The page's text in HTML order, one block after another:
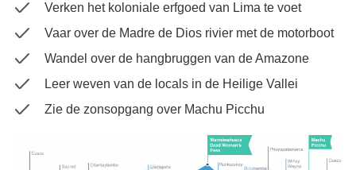
Verken het koloniale erfgoed van Lima te voet
Vaar over de Madre de Dios rivier met de motorboot
Wandel over de hangbruggen van de Amazone
Leer weven van de locals in de Heilige Vallei
Zie de zonsopgang over Machu Picchu